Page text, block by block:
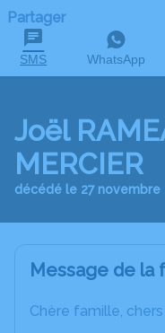
Partager
SMS WhatsApp
Joël
MERCIER
décédé le 27 novembre
Message de la
Chère famille, chers